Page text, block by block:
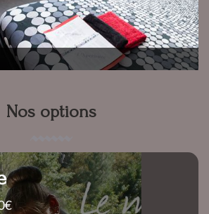
Nos options